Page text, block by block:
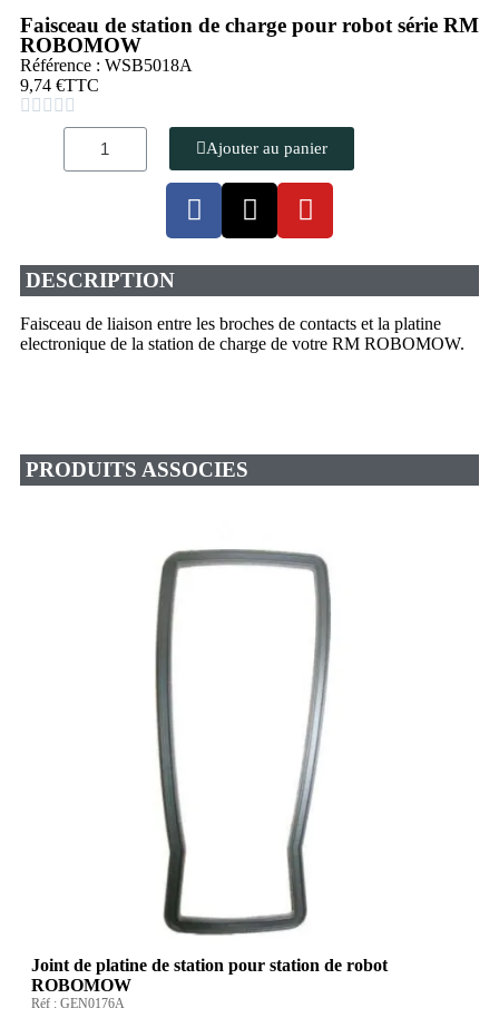
Faisceau de station de charge pour robot série RM
ROBOMOW
Référence : WSB5018A
9,74 €TTC
    
Ajouter au panier
DESCRIPTION
Faisceau de liaison entre les broches de contacts et la platine
electronique de la station de charge de votre RM ROBOMOW.
PRODUITS ASSOCIES
Joint de platine de station pour station de robot
ROBOMOW
Réf : GEN0176A